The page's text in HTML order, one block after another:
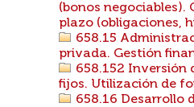
(bonos negociables).
plazo (obligaciones,
658.15
privada. Gestión
658.152 Inversión
fijos. Utilización de
658.16 Desarrollo